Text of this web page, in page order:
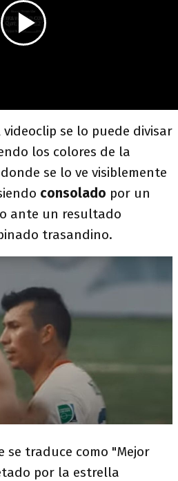
videoclip se lo puede divisar
los colores de la
se lo ve visiblemente
consolado por un
ante un resultado
trasandino.
se traduce como "Mejor
por la estrella